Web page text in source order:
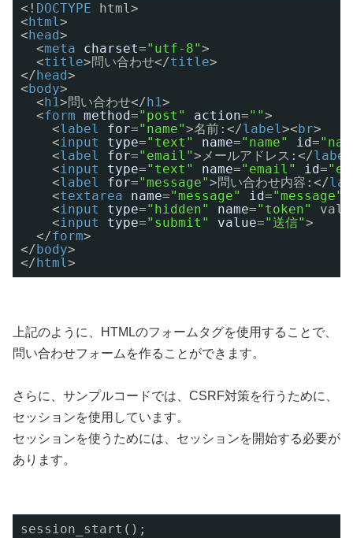
<! DOCTYPE
html>
<html>
<head>
<meta charset="utf-8">
<title>問い合わせ</title>
</head>
<body>
<h1>問い合わせ</h1>
<form method="post" action="">
<label for="name">名前:</label><br>
<input type="text" name="name" id=
<label for="email">メールアドレス:</label
<input type="text" name="email" id=
<label for="message">問い合わせ内容:</
<textarea name="message" id="message"
<input type="hidden" name="token"
<input type="submit" value="送信">
</form>
</body>
</html>
上記のように、HTMLのフォームタグを使用することで、
問い合わせフォームを作ることができます。
さらに、サンプルコードでは、CSRF対策を行うために、
セッションを使用しています。
セッションを使うためには、セッションを開始する必要が
あります。
session_start();